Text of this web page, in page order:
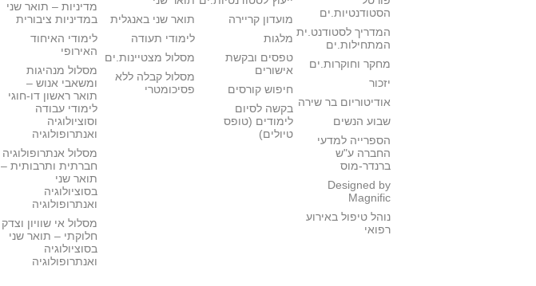
הסטודנטיות.ים
המדריך לסטודנט.ית
המתחילות.ים
מחקר וחוקרות.ים
יזכור
אודיטוריום בר שירה
שבוע הנשים
הספרייה למדעי
החברה ע"ש
ברנדר-מוס
Designed by
Magnific
נוהל טיפול באירוע
רפואי
מועדון קריירה
מלגות
טפסים ובקשת
אישורים
חיפוש קורסים
בקשה לסיום
לימודים (טופס
טיולים)
תואר שני באנגלית
לימודי תעודה
מסלול מצטיינות.ים
מסלול קבלה ללא
פסיכומטרי
מדיניות – תואר שני
במדיניות ציבורית
לימודי האיחוד
האירופי
מסלול מנהיגות
ומשאבי אנוש –
תואר ראשון דו-חוגי
לימודי עבודה
וסוציולוגיה
ואנתרופולוגיה
מסלול אנתרופולוגיה
חברתית ותרבותית –
תואר שני
בסוציולוגיה
ואנתרופולוגיה
מסלול אי שוויון וצדק
חלוקתי – תואר שני
בסוציולוגיה
ואנתרופולוגיה